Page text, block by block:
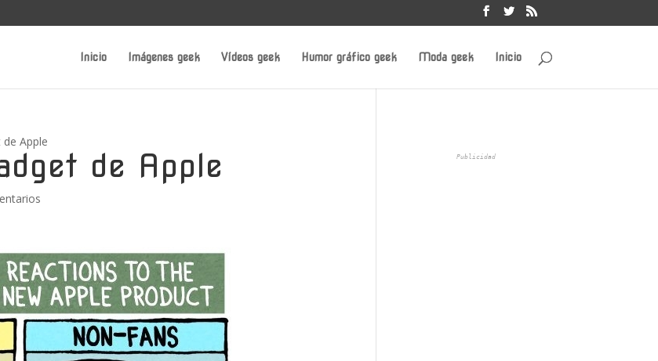
Inicio Imágenes geek Vídeos geek Humor gráfico geek Moda geek Inicio
Apple
de Apple Publicidad